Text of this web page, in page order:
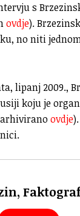
s
ovdje).
no niti
lipanj 2009.,
koju je
ovdje